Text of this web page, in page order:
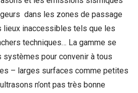
dans les zones de passage
lieux inaccessibles tels que les
techniques… La gamme se
pour convenir à tous
– larges surfaces comme petites
n’ont pas très bonne